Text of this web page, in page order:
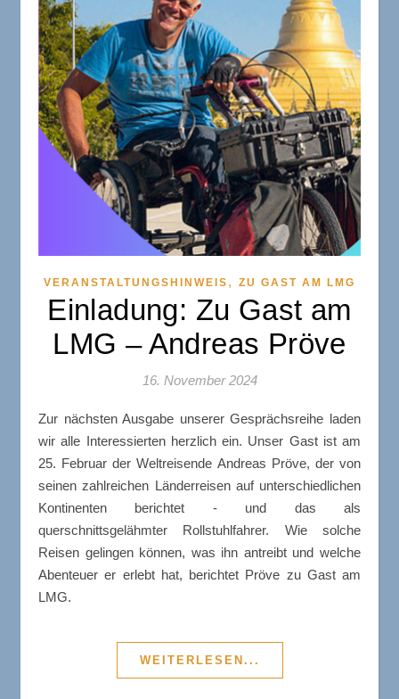
VERANSTALTUNGSHINWEIS , ZU GAST AM LMG
Einladung: Zu Gast am
LMG – Andreas Pröve
16. November 2024
Zur nächsten Ausgabe unserer Gesprächsreihe laden
wir alle Interessierten herzlich ein. Unser Gast ist am
25. Februar der Weltreisende Andreas Pröve, der von
seinen zahlreichen Länderreisen auf unterschiedlichen
Kontinenten berichtet - und das als
querschnittsgelähmter Rollstuhlfahrer. Wie solche
Reisen gelingen können, was ihn antreibt und welche
Abenteuer er erlebt hat, berichtet Pröve zu Gast am
LMG.
WEITERLESEN...